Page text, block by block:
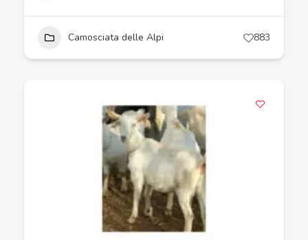
Camosciata delle Alpi 883